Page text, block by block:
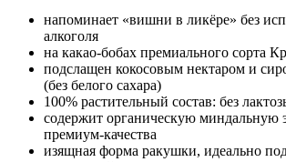
напоминает «вишни в ликёре» без
алкоголя
на какао-бобах премиального сорта
подслащен кокосовым нектаром и
(без белого сахара)
100% растительный состав: без
содержит органическую миндальную
премиум-качества
изящная форма ракушки, идеально